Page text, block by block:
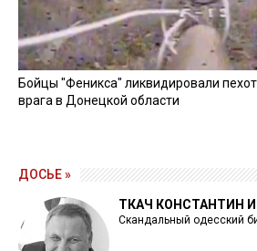
Бойцы "Феникса" ликвидировали
врага в Донецкой области
ДОСЬЕ »
ТКАЧ КОНСТАНТИН
Скандальный одесский